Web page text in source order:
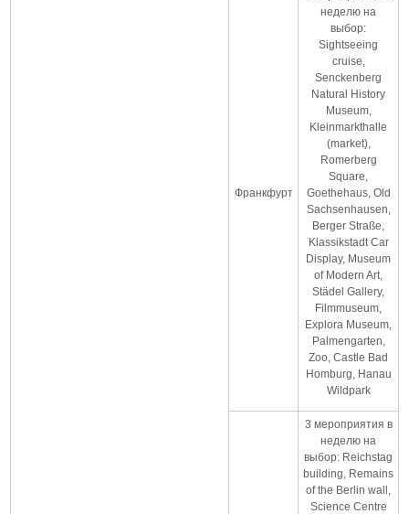
Франкфурт
неделю на
выбор:
Sightseeing
cruise,
Senckenberg
Natural History
Museum,
Kleinmarkthalle
(market),
Romerberg
Square,
Goethehaus, Old
Sachsenhausen,
Berger Straße,
Klassikstadt Car
Display, Museum
of Modern Art,
Städel Gallery,
Filmmuseum,
Explora Museum,
Palmengarten,
Zoo, Castle Bad
Homburg, Hanau
Wildpark
3 мероприятия в
неделю на
выбор: Reichstag
building, Remains
of the Berlin wall,
Science Centre